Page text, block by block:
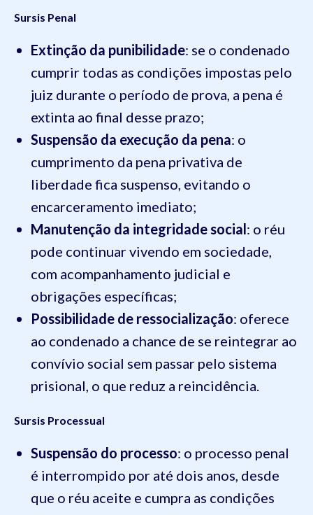
Sursis Penal
Extinção da punibilidade: se o condenado
cumprir todas as condições impostas pelo
juiz durante o período de prova, a pena é
extinta ao final desse prazo;
Suspensão da execução da pena: o
cumprimento da pena privativa de
liberdade fica suspenso, evitando o
encarceramento imediato;
Manutenção da integridade social: o réu
pode continuar vivendo em sociedade,
com acompanhamento judicial e
obrigações específicas;
Possibilidade de ressocialização: oferece
ao condenado a chance de se reintegrar ao
convívio social sem passar pelo sistema
prisional, o que reduz a reincidência.
Sursis Processual
Suspensão do processo: o processo penal
é interrompido por até dois anos, desde
que o réu aceite e cumpra as condições